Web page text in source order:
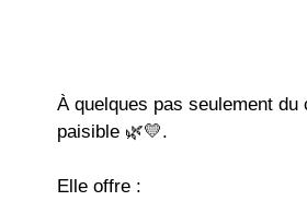
À quelques pas seulement
paisible 🌿💛.
Elle offre :